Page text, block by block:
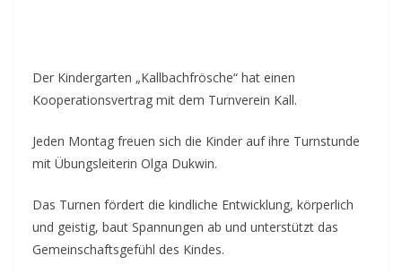
Der Kindergarten „Kallbachfrösche“ hat einen
Kooperationsvertrag mit dem Turnverein Kall.
Jeden Montag freuen sich die Kinder auf ihre Turnstunde
mit Übungsleiterin Olga Dukwin.
Das Turnen fördert die kindliche Entwicklung, körperlich
und geistig, baut Spannungen ab und unterstützt das
Gemeinschaftsgefühl des Kindes.